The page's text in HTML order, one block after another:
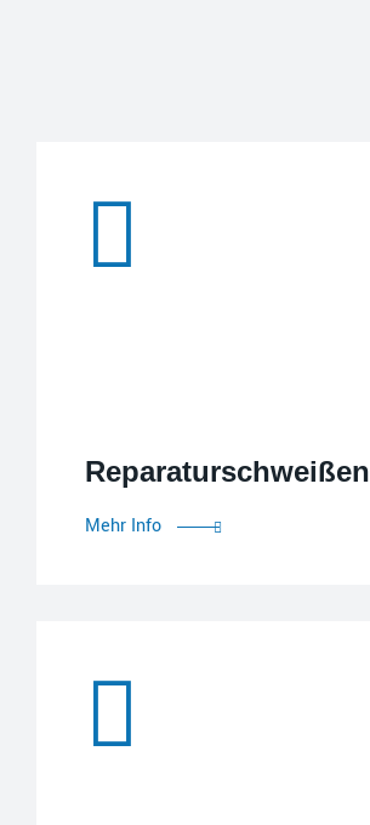
Reparaturschweißen
Mehr InfoReparaturschweißen